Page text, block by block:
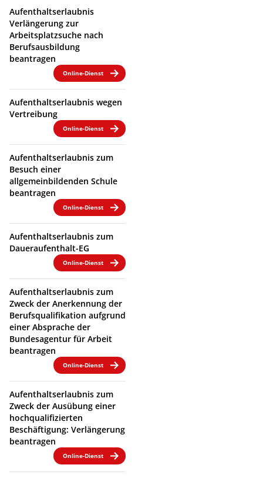
Aufenthaltserlaubnis
Verlängerung zur
Arbeitsplatzsuche nach
Berufsausbildung
beantragen
Online-Dienst
Aufenthaltserlaubnis wegen
Vertreibung
Online-Dienst
Aufenthaltserlaubnis zum
Besuch einer
allgemeinbildenden Schule
beantragen
Online-Dienst
Aufenthaltserlaubnis zum
Daueraufenthalt-EG
Online-Dienst
Aufenthaltserlaubnis zum
Zweck der Anerkennung der
Berufsqualifikation aufgrund
einer Absprache der
Bundesagentur für Arbeit
beantragen
Online-Dienst
Aufenthaltserlaubnis zum
Zweck der Ausübung einer
hochqualifizierten
Beschäftigung: Verlängerung
beantragen
Online-Dienst